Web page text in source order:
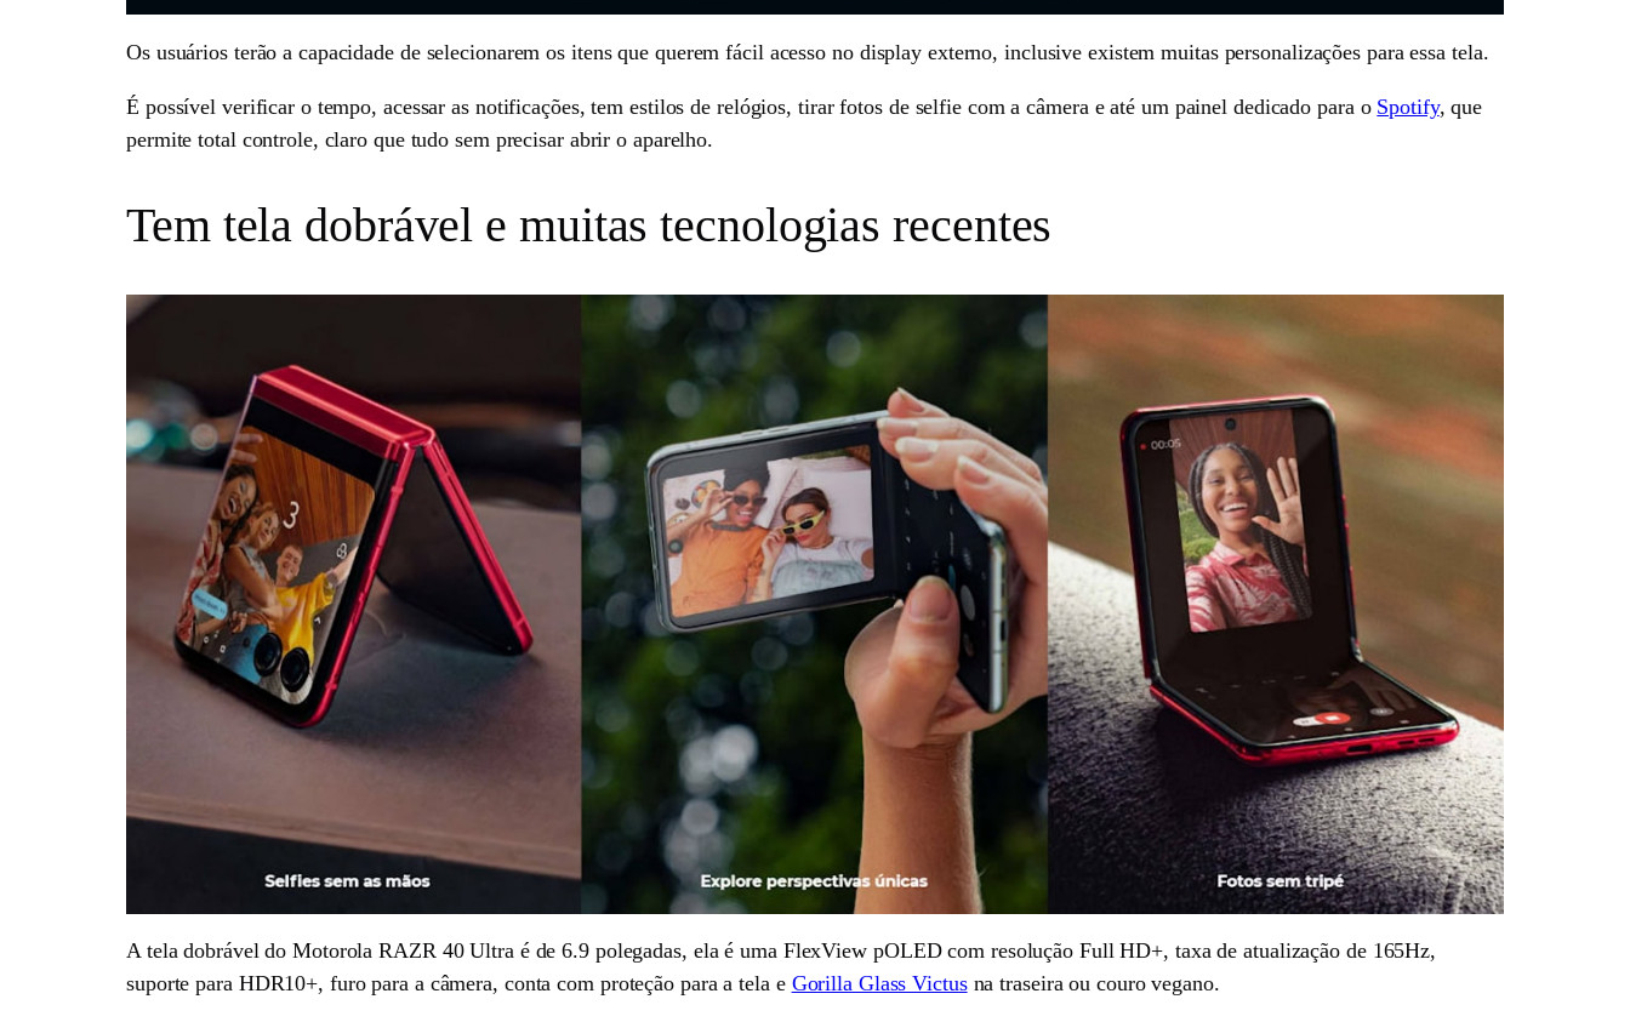
Os usuários terão a capacidade de selecionarem os itens que querem fácil acesso no display externo, inclusive existem muitas personalizações para essa tela.
É possível verificar o tempo, acessar as notificações, tem estilos de relógios, tirar fotos de selfie com a câmera e até um painel dedicado para o Spotify, que
permite total controle, claro que tudo sem precisar abrir o aparelho.
Tem tela dobrável e muitas tecnologias recentes
A tela dobrável do Motorola RAZR 40 Ultra é de 6.9 polegadas, ela é uma FlexView pOLED com resolução Full HD+, taxa de atualização de 165Hz,
suporte para HDR10+, furo para a câmera, conta com proteção para a tela e Gorilla Glass Victusna traseira ou couro vegano.